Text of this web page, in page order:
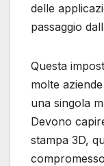
delle
passaggio
Questa
molte
una singola
Devono
stampa 3D,